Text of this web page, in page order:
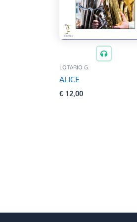
LOTARIO G.
ALICE
€12,00